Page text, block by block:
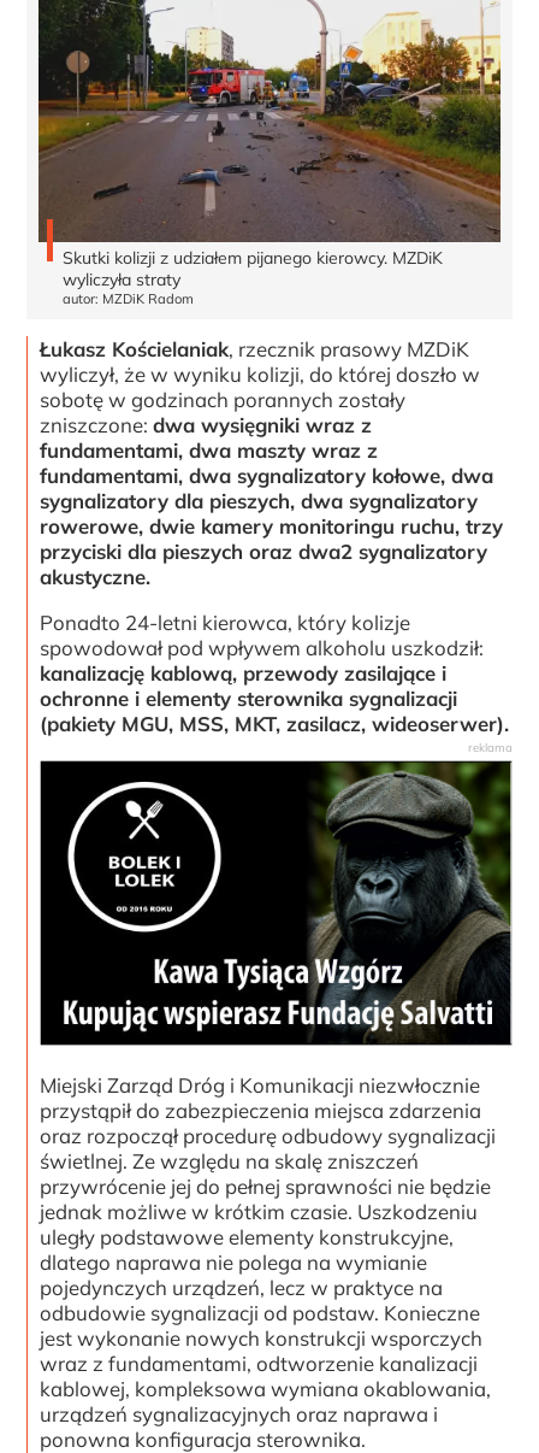
Skutki kolizji z udziałem pijanego kierowcy. MZDiK
wyliczyła straty
autor: MZDiK Radom
Łukasz Kościelaniak, rzecznik prasowy MZDiK
wyliczył, że w wyniku kolizji, do której doszło w
sobotę w godzinach porannych zostały
zniszczone:dwa wysięgniki wraz z
fundamentami, dwa maszty wraz z
fundamentami, dwa sygnalizatory kołowe, dwa
sygnalizatory dla pieszych, dwa sygnalizatory
rowerowe, dwie kamery monitoringu ruchu, trzy
przyciski dla pieszych oraz dwa2 sygnalizatory
akustyczne.
Ponadto 24-letni kierowca, który kolizje
spowodował pod wpływem alkoholu uszkodził:
kanalizację kablową, przewody zasilające i
ochronne i elementy sterownika sygnalizacji
(pakiety MGU, MSS, MKT, zasilacz, wideoserwer).
Miejski Zarząd Dróg i Komunikacji niezwłocznie
przystąpił do zabezpieczenia miejsca zdarzenia
oraz rozpoczął procedurę odbudowy sygnalizacji
świetlnej. Ze względu na skalę zniszczeń
przywrócenie jej do pełnej sprawności nie będzie
jednak możliwe w krótkim czasie. Uszkodzeniu
uległy podstawowe elementy konstrukcyjne,
dlatego naprawa nie polega na wymianie
pojedynczych urządzeń, lecz w praktyce na
odbudowie sygnalizacji od podstaw. Konieczne
jest wykonanie nowych konstrukcji wsporczych
wraz z fundamentami, odtworzenie kanalizacji
kablowej, kompleksowa wymiana okablowania,
urządzeń sygnalizacyjnych oraz naprawa i
ponowna konfiguracja sterownika.